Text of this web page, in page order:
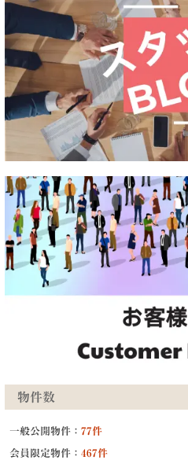
物件数
一般公開物件： 77件
会員限定物件： 467件